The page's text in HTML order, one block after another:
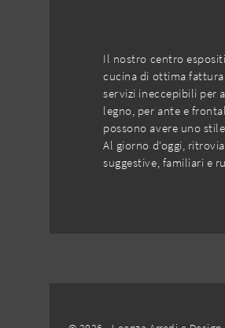
Il nostro centro
cucina di ottima
servizi ineccepibili per
legno, per ante e
possono avere uno
Al giorno d'oggi,
suggestive, familiari e